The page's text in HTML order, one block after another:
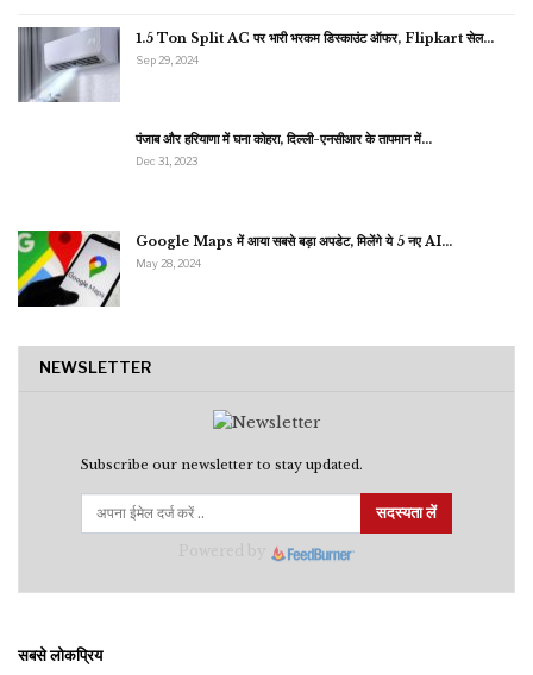
1.5 Ton Split AC पर भारी भरकम डिस्काउंट ऑफर, Flipkart सेल…
Sep 29, 2024
पंजाब और हरियाणा में घना कोहरा, दिल्ली-एनसीआर के तापमान में…
Dec 31, 2023
Google Maps में आया सबसे बड़ा अपडेट, मिलेंगे ये 5 नए AI…
May 28, 2024
NEWSLETTER
Subscribe our newsletter to stay updated.
सदस्यता लें
सबसे लोकप्रिय